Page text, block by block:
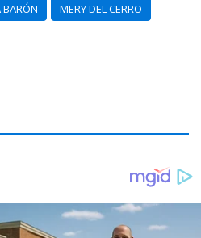
BARÓN
MERY DEL CERRO